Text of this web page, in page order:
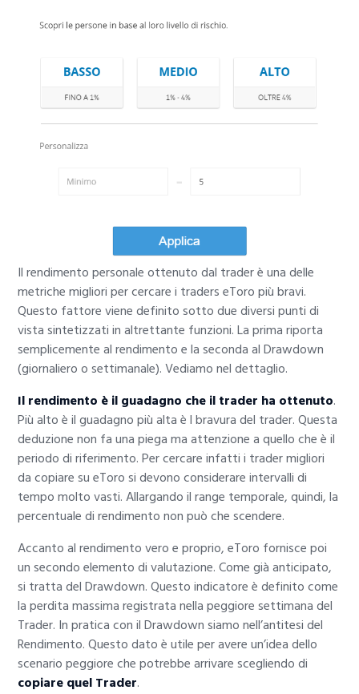
Il rendimento personale ottenuto dal trader è una delle
metriche migliori per cercare i traders eToro più bravi.
Questo fattore viene definito sotto due diversi punti di
vista sintetizzati in altrettante funzioni. La prima riporta
semplicemente al rendimento e la seconda al Drawdown
(giornaliero o settimanale). Vediamo nel dettaglio.
Il rendimento è il guadagno che il trader ha ottenuto.
Più alto è il guadagno più alta è l bravura del trader. Questa
deduzione non fa una piega ma attenzione a quello che è il
periodo di riferimento. Per cercare infatti i trader migliori
da copiare su eToro si devono considerare intervalli di
tempo molto vasti. Allargando il range temporale, quindi, la
percentuale di rendimento non può che scendere.
Accanto al rendimento vero e proprio, eToro fornisce poi
un secondo elemento di valutazione. Come già anticipato,
si tratta del Drawdown. Questo indicatore è definito come
la perdita massima registrata nella peggiore settimana del
Trader. In pratica con il Drawdown siamo nell’antitesi del
Rendimento. Questo dato è utile per avere un’idea dello
scenario peggiore che potrebbe arrivare scegliendo di
copiare quel Trader.